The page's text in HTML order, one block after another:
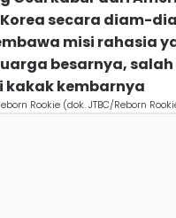
secara diam-
misi rahasia
besarnya,
kakak kembarnya
Rookie (dok. JTBC/Reborn